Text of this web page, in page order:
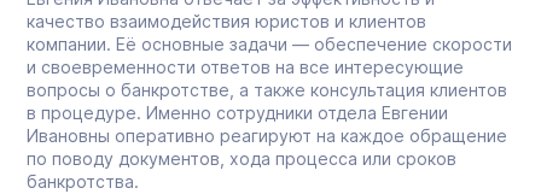
качество взаимодействия юристов и клиентов
компании. Её основные задачи — обеспечение скорости
и своевременности ответов на все интересующие
вопросы о банкротстве, а также консультация клиентов
в процедуре. Именно сотрудники отдела Евгении
Ивановны оперативно реагируют на каждое обращение
по поводу документов, хода процесса или сроков
банкротства.